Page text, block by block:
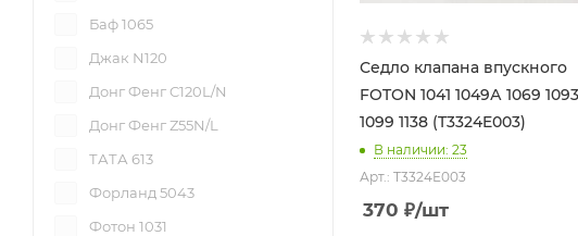
Седло клапана впускного
FOTON 1041 1049А 1069 1093
1099 1138 (T3324E003)
В наличии: 23
Арт.: T3324E003
370 ₽/шт
Баф 1065
Джак N120
Донг Фенг C120L/N
Донг Фенг Z55N/L
ТАТА 613
Форланд 5043
Фотон 1031